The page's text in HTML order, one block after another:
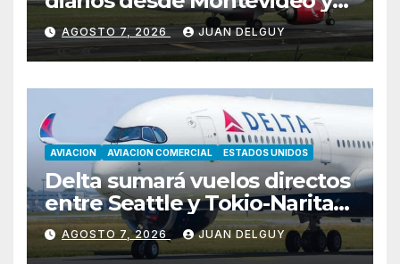
Asunción hacia Bogotá
AGOSTO 7, 2026 JUAN DELGUY
AVIACION AVIACION COMERCIAL ESTADOS UNIDOS
Delta sumará vuelos directos
entre Seattle y Tokio-Narita
desde marzo de 2027
AGOSTO 7, 2026 JUAN DELGUY